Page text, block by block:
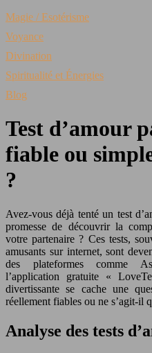
Magie / Esotérisme
Voyance
Divination
Spiritualité et Énergies
Blog
Test d’amour
fiable ou
?
Avez-vous déjà tenté un test
promesse de découvrir la
votre partenaire ? Ces tests,
amusants sur internet, sont
des plateformes comme
l’application gratuite «
divertissante se cache une
réellement fiables ou ne s’agit-il
Analyse des tests